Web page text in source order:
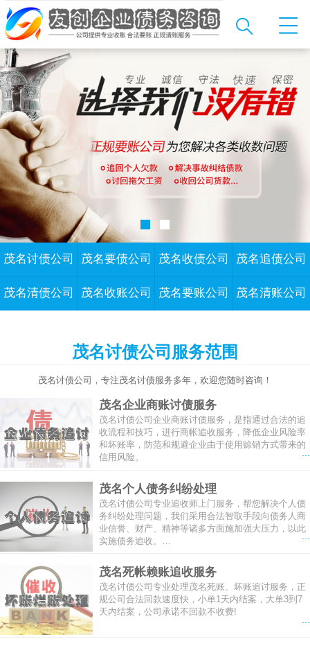
茂名讨债公司 茂名要债公司 茂名收债公司 茂名追债公司
茂名清债公司 茂名收账公司 茂名要账公司 茂名清账公司
茂名讨债公司服务范围
茂名讨债公司，专注茂名讨债服务多年，欢迎您随时咨询！
茂名企业商账讨债服务
茂名讨债公司企业商账讨债服务，是指通过合法的追
收流程和技巧，进行商帐追收服务，降低企业风险率
和坏账率，防范和规避企业由于使用赊销方式带来的
信用风险。
...
茂名个人债务纠纷处理
茂名讨债公司专业追收师上门服务，帮您解决个人债
务纠纷处理问题，我们采用合法智取手段向债务人商
业信誉、财产、精神等诸多方面施加强大压力，以此
实施债务追收。…
...
茂名死帐赖账追收服务
茂名讨债公司专业处理茂名死账、坏账追讨服务，正
规公司合法回款速度快，小单1天内结案，大单3到7
天内结案，公司承诺不回款不收费!